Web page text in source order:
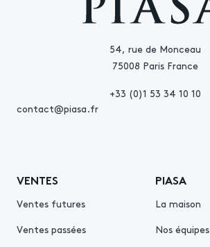
54, rue de Monceau
75008 Paris France
+33 (0)1 53 34 10 10
contact@piasa.fr
VENTES
Ventes futures
Ventes passées
PIASA
La maison
Nos équipes